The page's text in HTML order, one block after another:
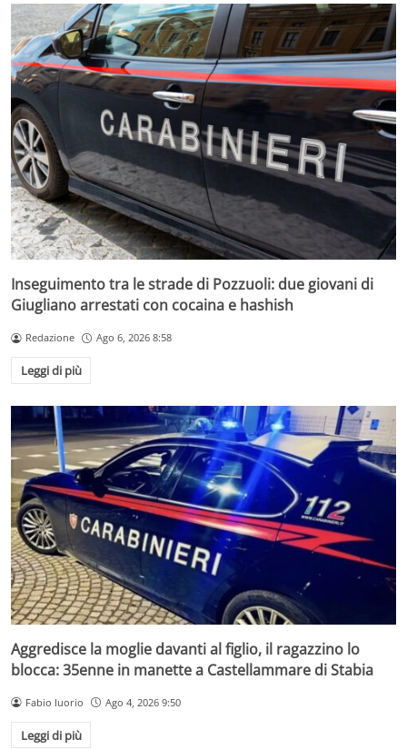
Inseguimento tra le strade di Pozzuoli: due giovani di
Giugliano arrestati con cocaina e hashish
Redazione Ago 6, 2026 8:58
Leggi di più
Aggredisce la moglie davanti al figlio, il ragazzino lo
blocca: 35enne in manette a Castellammare di Stabia
Fabio Iuorio Ago 4, 2026 9:50
Leggi di più